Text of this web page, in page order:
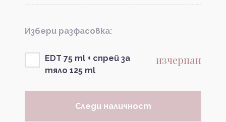
Избери разфасовка:
EDT 75 ml + спрей за
тяло 125 ml
изчерпан
Следи наличност